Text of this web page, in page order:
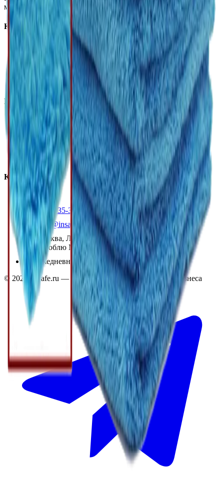
материалы для детейлинга.
Каталог
Оборудование
Расходные материалы
Инструменты
Аксессуары
Покупателям
Доставка и оплата
Обучение
Распродажа
Бренды
О компании
Контакты
+7 (495) 135-35-99
sales@insafe.ru
Москва, Люблинская ул., 153.
ТЦ «Люблю Молл», -1 уровень
Ежедневно 10:00 — 19:00
© 2026 InSafe.ru — Товары и технологии для автобизнеса